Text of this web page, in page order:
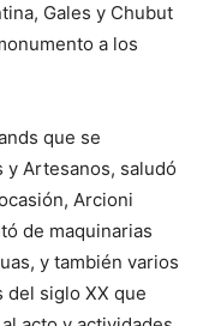
Gales y Chubut
a los
que se
y Artesanos, saludó
Arcioni
de maquinarias
y también varios
del siglo XX que